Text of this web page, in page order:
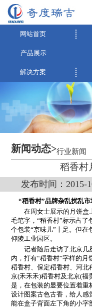
网站首页
产品展示
解决方案
新闻动态>行业新闻
稻香村
发布时间：2015-
“稻香村”品牌杂乱扰乱市
在周女士展示的月饼盒
毛笔字，“稻香村”标示占
个包装“京味儿”十足。但
仰陵工业园区。
记者随后走访了北京几
内，打有“稻香村”字样的
稻香村、保定稻香村、河
京(禾禾禾)稻香村及北京(福
是，在包装的显要位置着重
设计图案古色古香，给人
能在盒子背面左下角的小字